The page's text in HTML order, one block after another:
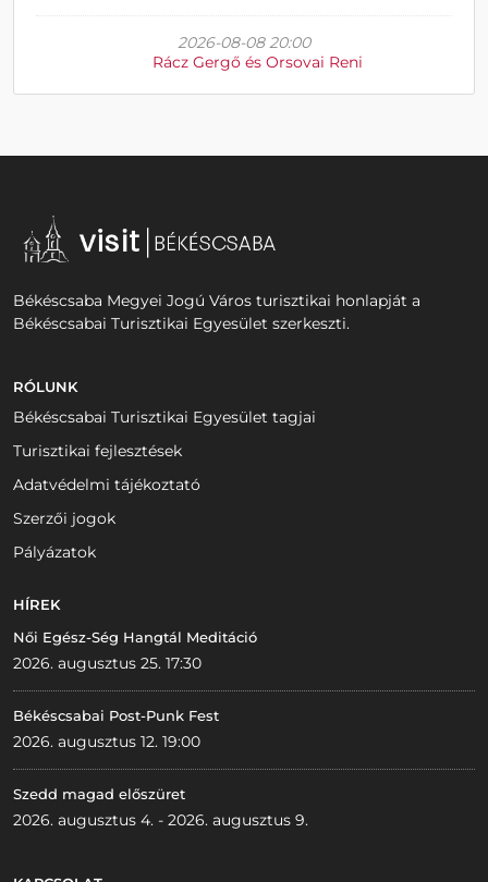
2026-08-08 20:00
Rácz Gergő és Orsovai Reni
Békéscsaba Megyei Jogú Város turisztikai honlapját a
Békéscsabai Turisztikai Egyesület szerkeszti.
RÓLUNK
Békéscsabai Turisztikai Egyesület tagjai
Turisztikai fejlesztések
Adatvédelmi tájékoztató
Szerzői jogok
Pályázatok
HÍREK
Női Egész-Ség Hangtál Meditáció
2026. augusztus 25. 17:30
Békéscsabai Post-Punk Fest
2026. augusztus 12. 19:00
Szedd magad előszüret
2026. augusztus 4. - 2026. augusztus 9.